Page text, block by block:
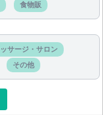
食物販
サージ・サロン
その他